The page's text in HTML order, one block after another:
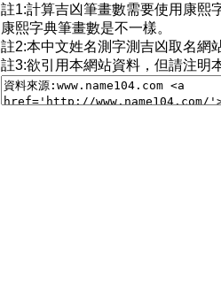
註1:計算吉凶筆畫數需要使用康熙
康熙字典筆畫數是不一樣。
註2:本中文姓名測字測吉凶取名網
註3:欲引用本網站資料，但請注明